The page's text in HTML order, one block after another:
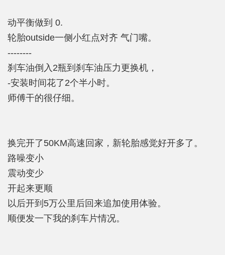
动平衡做到 0.
轮胎outside一侧小红点对齐 气门嘴。
--------
刹车油倒入2瓶到刹车油压力更换机，
-安装时间花了2个半小时。
师傅干的很仔细。
换完开了50KM高速回家，新轮胎感觉好开多了。
路噪变小
震动变少
开起来更顺
以后开到5万公里后回来追加使用体验。
顺便发一下我的刹车片情况。